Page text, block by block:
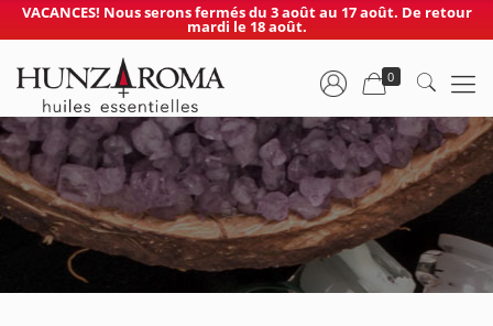
VACANCES! Nous serons fermés du 3 août au 17 août. De retour
mardi le 18 août.
0